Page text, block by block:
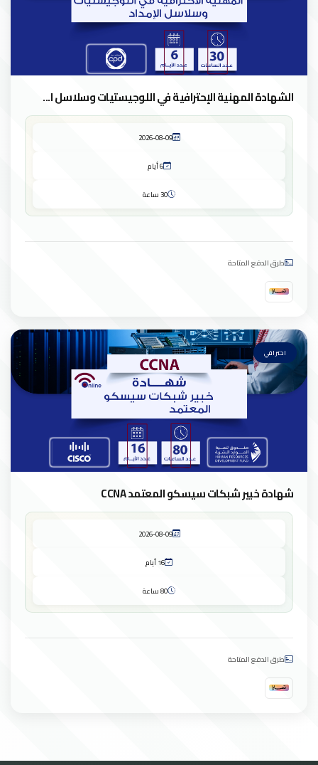
الشهادة المهنية الإحترافية في اللوجيستيات وسلاسل ا...
2026-08-09
6 أيام
30 ساعة
طرق الدفع المتاحة
احترافي
شهادة خبير شبكات سيسكو المعتمد CCNA
2026-08-09
16 أيام
80 ساعة
طرق الدفع المتاحة